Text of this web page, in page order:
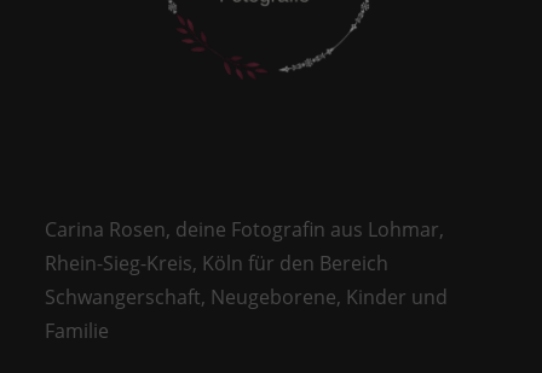
Carina Rosen, deine Fotografin aus Lohmar,
Rhein-Sieg-Kreis, Köln für den Bereich
Schwangerschaft, Neugeborene, Kinder und
Familie